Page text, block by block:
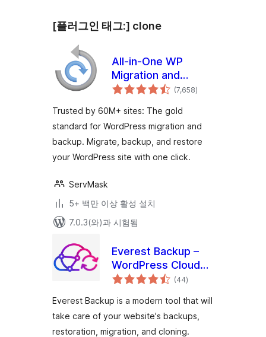
[플러그인 태그:] clone
All-in-One WP
Migration and
Backup
(7,658전
체)
Trusted by 60M+ sites: The gold
standard for WordPress migration and
backup. Migrate, backup, and restore
your WordPress site with one click.
ServMask
5+ 백만 이상 활성 설치
7.0.3(와)과 시험됨
Everest Backup –
WordPress Cloud
Backup, Migration,
Plugin
(44전
체
점
)
Everest Backup is a modern tool that will
take care of your website's backups,
restoration, migration, and cloning.